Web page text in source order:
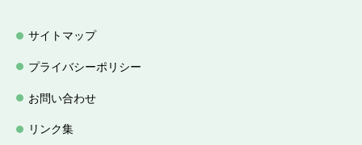
サイトマップ
プライバシーポリシー
お問い合わせ
リンク集